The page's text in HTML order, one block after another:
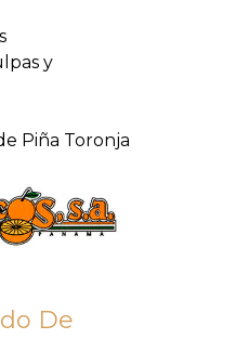
y
Piña Toronja
De